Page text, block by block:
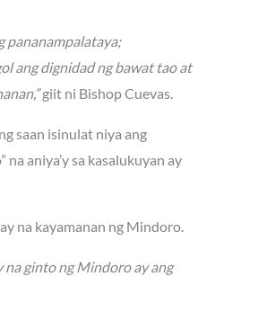
pananampalataya;
ang dignidad ng bawat tao at
giit ni Bishop Cuevas.
saan isinulat niya ang
aniya’y sa kasalukuyan ay
na kayamanan ng Mindoro.
na ginto ng Mindoro ay ang